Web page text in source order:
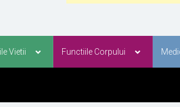
Vietii Functiile Corpului